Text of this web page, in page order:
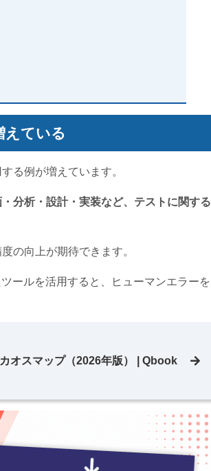
えている
る例が増えています。
分析・設計・実装など、テストに関する
の向上が期待できます。
ールを活用すると、ヒューマンエラーを
オスマップ（2026年版） | Qbook